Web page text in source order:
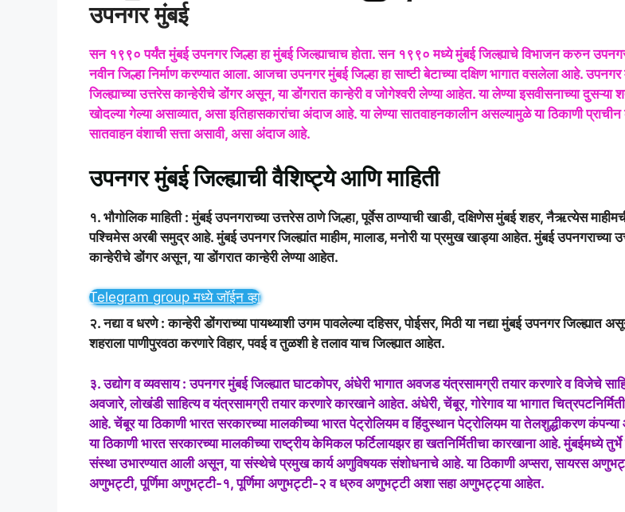
उपनगर मुंबई
सन १९९० पर्यंत मुंबई उपनगर जिल्हा हा मुंबई जिल्ह्याचाच होता. सन १९९० मध्ये मुंबई जिल्ह्याचे विभाजन करुन
नवीन जिल्हा निर्माण करण्यात आला. आजचा उपनगर मुंबई जिल्हा हा साष्टी बेटाच्या दक्षिण भागात वसलेला आहे.
जिल्ह्याच्या उत्तरेस कान्हेरीचे डोंगर असून, या डोंगरात कान्हेरी व जोगेश्वरी लेण्या आहेत. या लेण्या इसवीसनाच्या दुसऱ्या
खोदल्या गेल्या असाव्यात, असा इतिहासकारांचा अंदाज आहे. या लेण्या सातवाहनकालीन असल्यामुळे या ठिकाणी प्राचीन
सातवाहन वंशाची सत्ता असावी, असा अंदाज आहे.
उपनगर मुंबई जिल्ह्याची वैशिष्ट्ये आणि माहिती
१. भौगोलिक माहिती : मुंबई उपनगराच्या उत्तरेस ठाणे जिल्हा, पूर्वेस ठाण्याची खाडी, दक्षिणेस मुंबई शहर, नैऋत्येस
पश्चिमेस अरबी समुद्र आहे. मुंबई उपनगर जिल्ह्यांत माहीम, मालाड, मनोरी या प्रमुख खाड्या आहेत. मुंबई उपनगराच्या
कान्हेरीचे डोंगर असून, या डोंगरात कान्हेरी लेण्या आहेत.
Telegram group मध्ये जॉईन व्हा
२. नद्या व धरणे : कान्हेरी डोंगराच्या पायथ्याशी उगम पावलेल्या दहिसर, पोईसर, मिठी या नद्या मुंबई उपनगर जिल्ह्यात
शहराला पाणीपुरवठा करणारे विहार, पवई व तुळशी हे तलाव याच जिल्ह्यात आहेत.
३. उद्योग व व्यवसाय : उपनगर मुंबई जिल्ह्यात घाटकोपर, अंधेरी भागात अवजड यंत्रसामग्री तयार करणारे व विजेचे
अवजारे, लोखंडी साहित्य व यंत्रसामग्री तयार करणारे कारखाने आहेत. अंधेरी, चेंबूर, गोरेगाव या भागात
आहे. चेंबूर या ठिकाणी भारत सरकारच्या मालकीच्या भारत पेट्रोलियम व हिंदुस्थान पेट्रोलियम या तेलशुद्धीकरण
या ठिकाणी भारत सरकारच्या मालकीच्या राष्ट्रीय केमिकल फर्टिलायझर हा खतनिर्मितीचा कारखाना आहे. मुंबईमध्ये
संस्था उभारण्यात आली असून, या संस्थेचे प्रमुख कार्य अणुविषयक संशोधनाचे आहे. या ठिकाणी अप्सरा, सायरस
अणुभट्टी, पूर्णिमा अणुभट्टी-१, पूर्णिमा अणुभट्टी-२ व ध्रुव अणुभट्टी अशा सहा अणुभट्ट्या आहेत.